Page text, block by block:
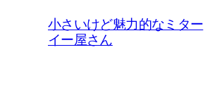
小さいけど魅力的なミター
イー屋さん